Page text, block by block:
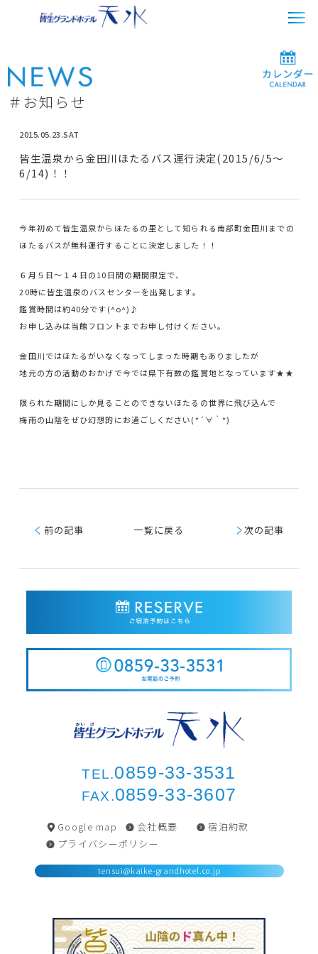
＃お知らせ
2015.05.23.SAT
皆生温泉から金田川ほたるバス運行決定(2015/6/5～
6/14)！！
今年初めて皆生温泉からほたるの里として知られる南部町金田川までの
ほたるバスが無料運行することに決定しました！！
６月５日～１４日の10日間の期間限定で、
20時に皆生温泉のバスセンターを出発します。
鑑賞時間は約40分です(^o^)♪
お申し込みは当館フロントまでお申し付けください。
金田川ではほたるがいなくなってしまった時期もありましたが
地元の方の活動のおかげで今では県下有数の鑑賞地となっています★★
限られた期間にしか見ることのできないほたるの世界に飛び込んで
梅雨の山陰をぜひ幻想的にお過ごしください(*´∀｀*)
く 前の記事 一覧に戻る く次の記事
TEL.0859-33-3531
FAX.0859-33-3607
Google map 会社概要
宿泊約款
プライバシーポリシー
tensui@kaike-grandhotel.co.jp